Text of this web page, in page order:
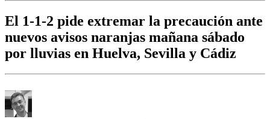
El 1-1-2 pide extremar la precaución ante
nuevos avisos naranjas mañana sábado
por lluvias en Huelva, Sevilla y Cádiz